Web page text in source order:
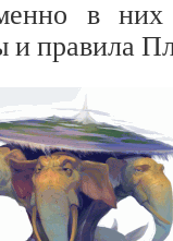
в них
и правила